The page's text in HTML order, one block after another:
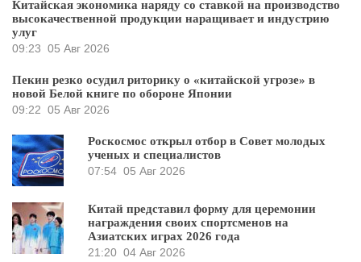
Китайская экономика наряду со ставкой на производство
высокачественной продукции наращивает и индустрию
улуг
09:23 05 Авг 2026
Пекин резко осудил риторику о «китайской угрозе» в
новой Белой книге по обороне Японии
09:22 05 Авг 2026
Роскосмос открыл отбор в Совет молодых
ученых и специалистов
07:54 05 Авг 2026
Китай представил форму для церемонии
награждения своих спортсменов на
Азиатских играх 2026 года
21:20 04 Авг 2026